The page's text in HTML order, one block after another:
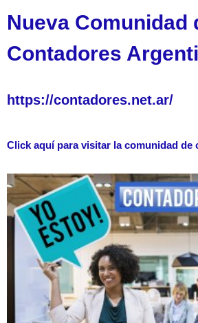
Nueva Comunidad
Contadores
https://contadores.net.ar/
Click aquí para visitar la comunidad de